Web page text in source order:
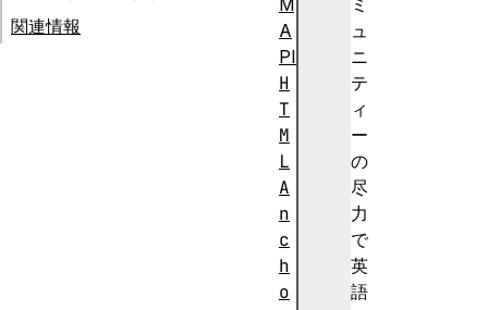
ミ
ュ
ニ
テ
ィ
ー
の
尽
力
で
英
語
関連情報
M
A
PI
H
T
M
L
A
n
c
h
o